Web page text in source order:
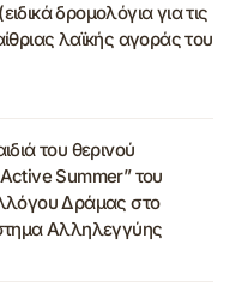
δρομολόγια για τις
λαϊκής αγοράς του
του θερινού
Summer” του
Δράμας στο
Αλληλεγγύης